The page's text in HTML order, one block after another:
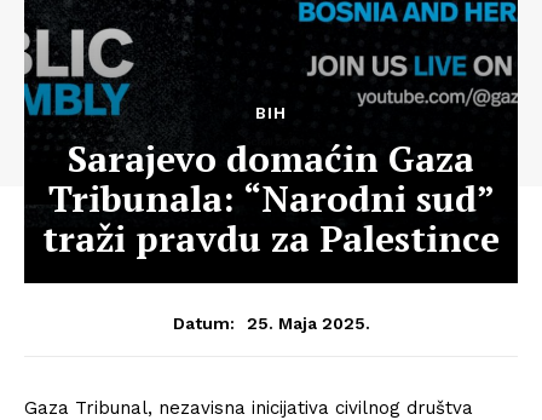
BIH
Sarajevo domaćin Gaza
Tribunala: “Narodni sud”
traži pravdu za Palestince
Datum: 25. Maja 2025.
Gaza Tribunal, nezavisna inicijativa civilnog društva